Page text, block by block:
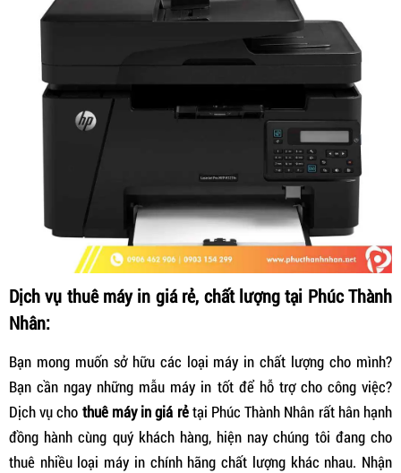
Dịch vụ thuê máy in giá rẻ, chất lượng tại Phúc Thành
Nhân:
Bạn mong muốn sở hữu các loại máy in chất lượng cho mình?
Bạn cần ngay những mẫu máy in tốt để hỗ trợ cho công việc?
Dịch vụ cho thuê máy in giá rẻtại Phúc Thành Nhân rất hân hạnh
đồng hành cùng quý khách hàng, hiện nay chúng tôi đang cho
thuê nhiều loại máy in chính hãng chất lượng khác nhau. Nhận